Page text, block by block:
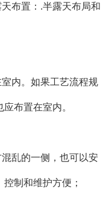
布置：.半露天布局和
内。如果工艺流程规
布置在室内。
乱的一侧，也可以安
制和维护方便；